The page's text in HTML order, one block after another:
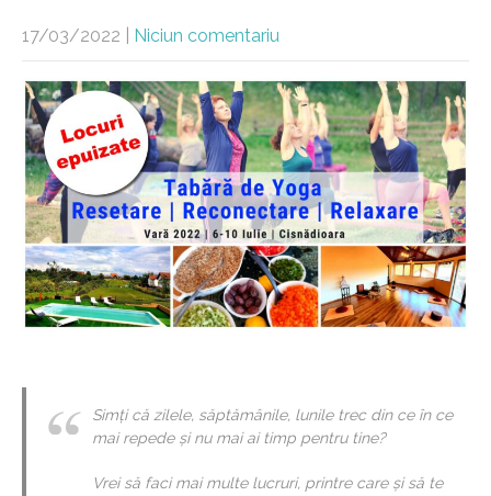
17/03/2022 Niciun comentariu
Simți că zilele, săptămânile, lunile trec din ce în ce
mai repede și nu mai ai timp pentru tine?
Vrei să faci mai multe lucruri, printre care și să te